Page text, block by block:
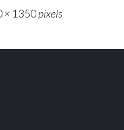
× 1350pixels